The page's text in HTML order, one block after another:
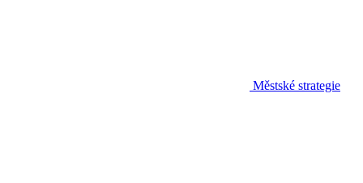
Městské strategie